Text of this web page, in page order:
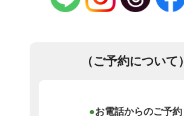
（ご予約について）
お電話からのご予約